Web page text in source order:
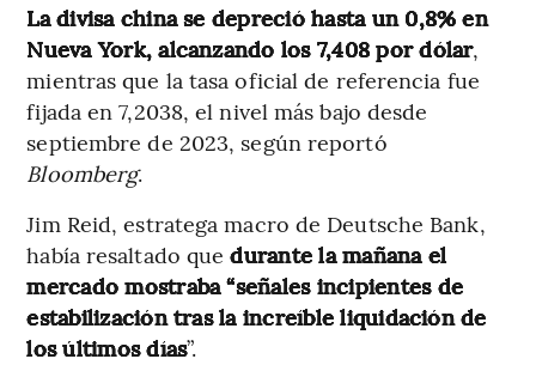
La divisa china se depreció hasta un 0,8% en
Nueva York, alcanzando los 7,408 por dólar,
mientras que la tasa oficial de referencia fue
fijada en 7,2038, el nivel más bajo desde
septiembre de 2023, según reportó
Bloomberg.
Jim Reid, estratega macro de Deutsche Bank,
había resaltado quedurante la mañana el
mercado mostraba “señales incipientes de
estabilización tras la increíble liquidación de
los últimos días”.